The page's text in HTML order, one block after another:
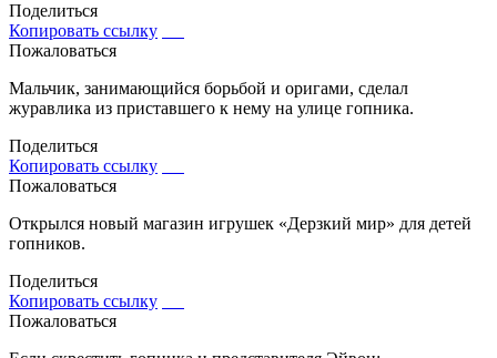
Поделиться
Копировать ссылку
Пожаловаться
Мальчик, занимающийся борьбой и оригами, сделал
журавлика из приставшего к нему на улице гопника.
Поделиться
Копировать ссылку
Пожаловаться
Открылся новый магазин игрушек «Дерзкий мир» для детей
гопников.
Поделиться
Копировать ссылку
Пожаловаться